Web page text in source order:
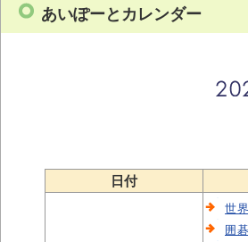
あいぽーとカレンダー
日付
世
囲